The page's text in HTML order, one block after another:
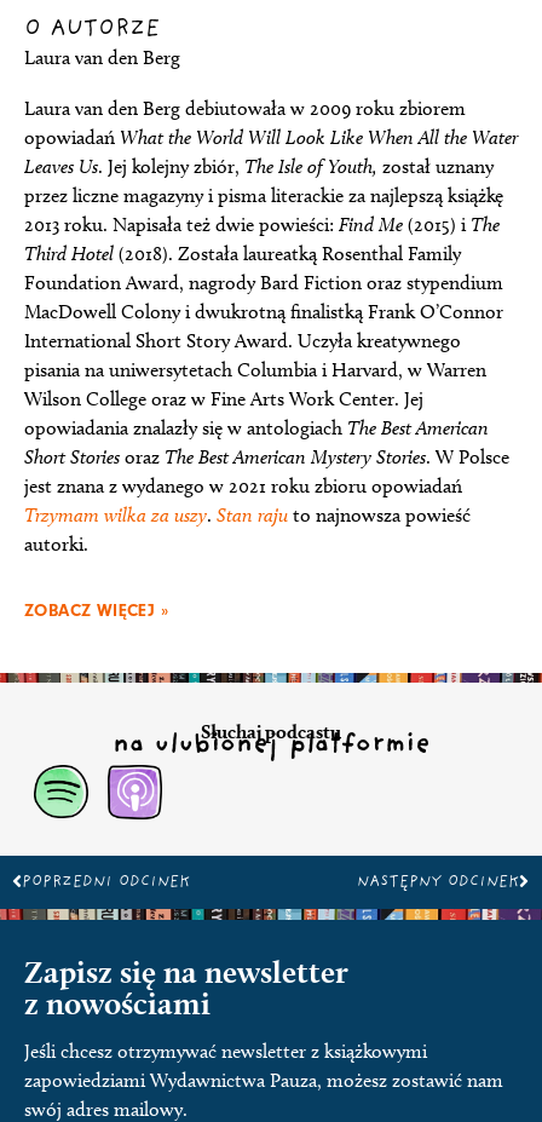
O AUTORZE
Laura van den Berg
Laura van den Berg debiutowała w 2009 roku zbiorem
opowiadań What the World Will Look Like When All the Water
Leaves Us. Jej kolejny zbiór, The Isle of Youth, został uznany
przez liczne magazyny i pisma literackie za najlepszą książkę
2013 roku. Napisała też dwie powieści: Find Me (2015) i The
Third Hotel (2018). Została laureatką Rosenthal Family
Foundation Award, nagrody Bard Fiction oraz stypendium
MacDowell Colony i dwukrotną finalistką Frank O’Connor
International Short Story Award. Uczyła kreatywnego
pisania na uniwersytetach Columbia i Harvard, w Warren
Wilson College oraz w Fine Arts Work Center. Jej
opowiadania znalazły się w antologiach The Best American
Short Stories oraz The Best American Mystery Stories. W Polsce
jest znana z wydanego w 2021 roku zbioru opowiadań
Trzymam wilka za uszy. Stan raju to najnowsza powieść
autorki.
ZOBACZ WIĘCEJ »
Słuchaj podcastu
na ulubionej platformie
Prev
POPRZEDNI ODCINEK NASTĘPNY ODCINEK
Zapisz się na newsletter
z nowościami
Jeśli chcesz otrzymywać newsletter z książkowymi
zapowiedziami Wydawnictwa Pauza, możesz zostawić nam
swój adres mailowy.